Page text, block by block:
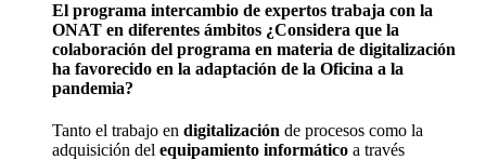
El programa intercambio de expertos trabaja con la
ONAT en diferentes ámbitos ¿Considera que la
colaboración del programa en materia de digitalización
ha favorecido en la adaptación de la Oficina a la
pandemia?
Tanto el trabajo en digitalización de procesos como la
adquisición del equipamiento informático a través